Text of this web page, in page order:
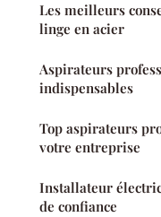
Les meilleurs
linge en acier
Aspirateurs
indispensables
Top aspirateurs
votre entreprise
Installateur
de confiance